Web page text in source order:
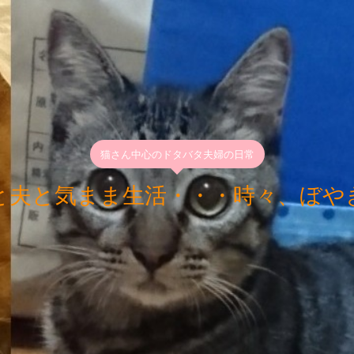
猫さん中心のドタバタ夫婦の日常
夫と気まま生活・・・時々、ぼや